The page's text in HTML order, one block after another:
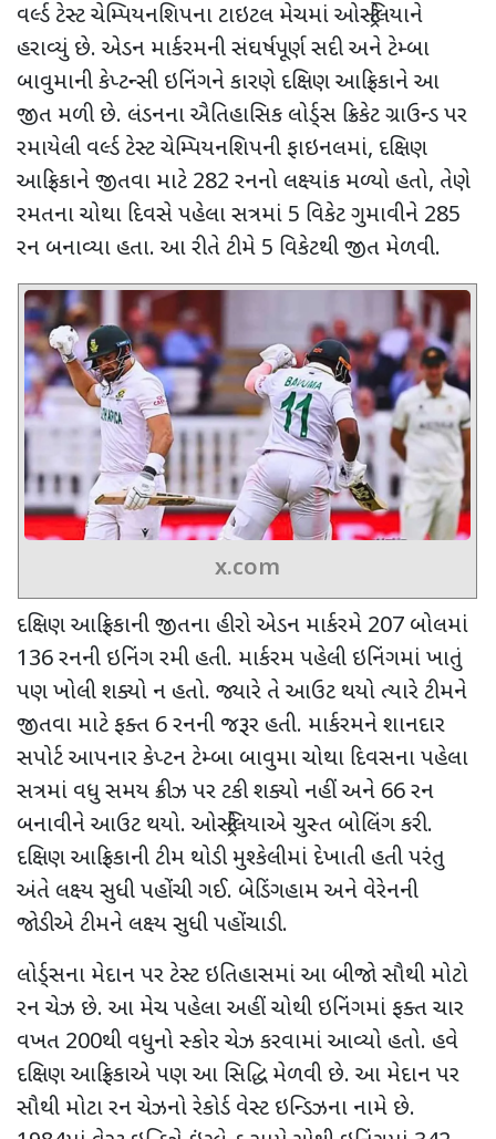
વર્લ્ડ ટેસ્ટ ચેમ્પિયનશિપના ટાઇટલ મેચમાં ઓસ્ટ્રેલિયાને
હરાવ્યું છે. એડન માર્કરમની સંઘર્ષપૂર્ણ સદી અને ટેમ્બા
બાવુમાની કેપ્ટન્સી ઇનિંગને કારણે દક્ષિણ આફ્રિકાને આ
જીત મળી છે. લંડનના ઐતિહાસિક લોર્ડ્સ ક્રિકેટ ગ્રાઉન્ડ પર
રમાયેલી વર્લ્ડ ટેસ્ટ ચેમ્પિયનશિપની ફાઇનલમાં, દક્ષિણ
આફ્રિકાને જીતવા માટે 282 રનનો લક્ષ્યાંક મળ્યો હતો, તેણે
રમતના ચોથા દિવસે પહેલા સત્રમાં 5 વિકેટ ગુમાવીને 285
રન બનાવ્યા હતા. આ રીતે ટીમે 5 વિકેટથી જીત મેળવી.
x.com
દક્ષિણ આફ્રિકાની જીતના હીરો એડન માર્કરમે 207 બોલમાં
136રનની ઇનિંગ રમી હતી. માર્કરમ પહેલી ઇનિંગમાં ખાતું
પણ ખોલી શક્યો ન હતો. જ્યારે તે આઉટ થયો ત્યારે ટીમને
જીતવા માટે ફક્ત 6રનની જરૂર હતી. માર્કરમને શાનદાર
સપોર્ટ આપનાર કેપ્ટન ટેમ્બા બાવુમા ચોથા દિવસના પહેલા
સત્રમાં વધુ સમય ક્રીઝ પર ટકી શક્યો નહીં અને 66રન
બનાવીને આઉટ થયો. ઓસ્ટ્રેલિયાએ ચુસ્ત બોલિંગ કરી.
દક્ષિણ આફ્રિકાની ટીમ થોડી મુશ્કેલીમાં દેખાતી હતી પરંતુ
અંતે લક્ષ્ય સુધી પહોંચી ગઈ. બેડિંગહામ અને વેરેનની
જોડીએ ટીમને લક્ષ્ય સુધી પહોંચાડી.
લોર્ડ્સના મેદાન પર ટેસ્ટ ઇતિહાસમાં આ બીજો સૌથી મોટો
રન ચેઝ છે. આ મેચ પહેલા અહીં ચોથી ઇનિંગમાં ફક્ત ચાર
વખત 200થી વધુનો સ્કોર ચેઝ કરવામાં આવ્યો હતો. હવે
દક્ષિણ આફ્રિકાએ પણ આ સિદ્ધિ મેળવી છે. આ મેદાન પર
સૌથી મોટા રન ચેઝનો રેકોર્ડ વેસ્ટ ઇન્ડિઝના નામે છે.